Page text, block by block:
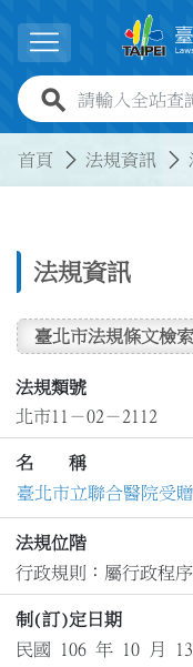
展開選單
全站查詢關鍵
首頁 法規資訊
法規資訊
臺北市法規條文檢索
法規類號
北市11－02－2112
名 稱
臺北市立聯合醫院受
法規位階
行政規則：屬行政程
制(訂)定日期
民國 106 年 10 月